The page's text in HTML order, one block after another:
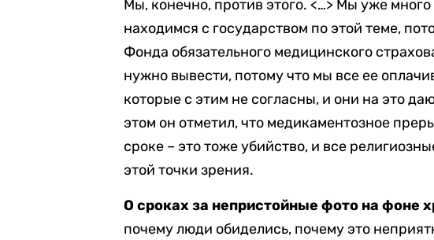
Мы, конечно, против этого. <…> Мы уже
находимся с государством по этой теме,
Фонда обязательного медицинского
нужно вывести, потому что мы все ее
которые с этим не согласны, и они на это
этом он отметил, что медикаментозное
сроке – это тоже убийство, и все
этой точки зрения.
О сроках за непристойные фото на фоне
почему люди обиделись, почему это